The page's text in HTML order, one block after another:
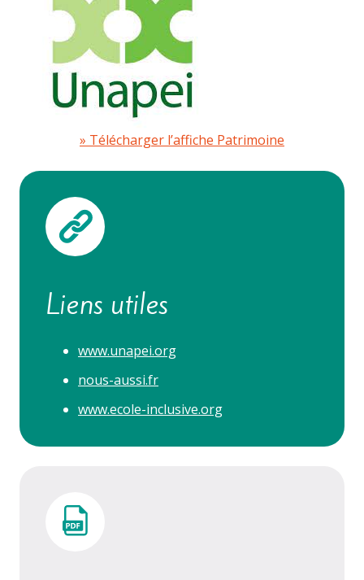
Télécharger l’affiche Patrimoine
Liens utiles
www.unapei.org
nous-aussi.fr
www.ecole-inclusive.org